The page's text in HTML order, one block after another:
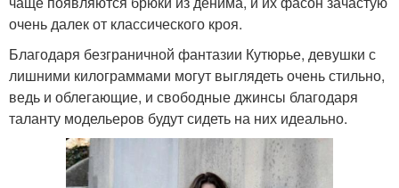
очень далек от классического кроя.
Благодаря безграничной фантазии Кутюрье, девушки с
лишними килограммами могут выглядеть очень стильно,
ведь и облегающие, и свободные джинсы благодаря
таланту модельеров будут сидеть на них идеально.